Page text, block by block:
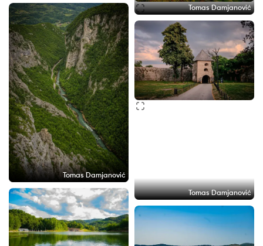
Tomas Damjanović
Tomas Damjanović
Tomas Damjanović